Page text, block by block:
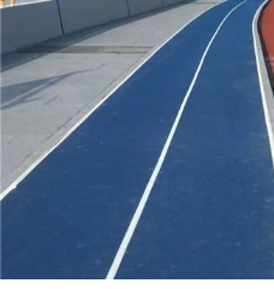
彩色氟硅石路面
彩色陶瓷顆粒防滑路面
聚合物現澆金剛盲道
水性EAU丙烯酸彩色路面
瀝青改色路面
彩色透水路面
彩色路面施工方案
公司新聞
行業新聞
彩色路面常見問題
彩色路面施工工藝
彩色路面價格
聯系我們